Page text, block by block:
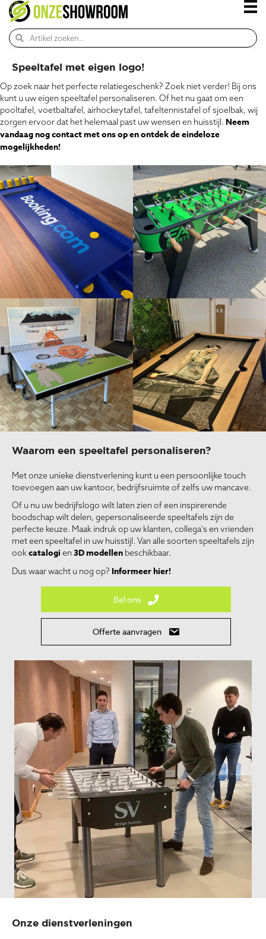
Speeltafel met eigen logo!
Op zoek naar het perfecte relatiegeschenk? Zoek niet verder! Bij ons
kunt u uw eigen speeltafel personaliseren. Of het nu gaat om een
pooltafel, voetbaltafel, airhockeytafel, tafeltennistafel of sjoelbak, wij
zorgen ervoor dat het helemaal past uw wensen en huisstijl. Neem
vandaag nog contact met ons op en ontdek de eindeloze
mogelijkheden!
Waarom een speeltafel personaliseren?
Met onze unieke dienstverlening kunt u een persoonlijke touch
toevoegen aan uw kantoor, bedrijfsruimte of zelfs uw mancave.
Of u nu uw bedrijfslogo wilt laten zien of een inspirerende
boodschap wilt delen, gepersonaliseerde speeltafels zijn de
perfecte keuze. Maak indruk op uw klanten, collega's en vrienden
met een speeltafel in uw huisstijl. Van alle soorten speeltafels zijn
ookcatalogi en 3D modellen beschikbaar.
Dus waar wacht u nog op? Informeer hier!
Bel ons
Offerte aanvragen
Onze dienstverleningen